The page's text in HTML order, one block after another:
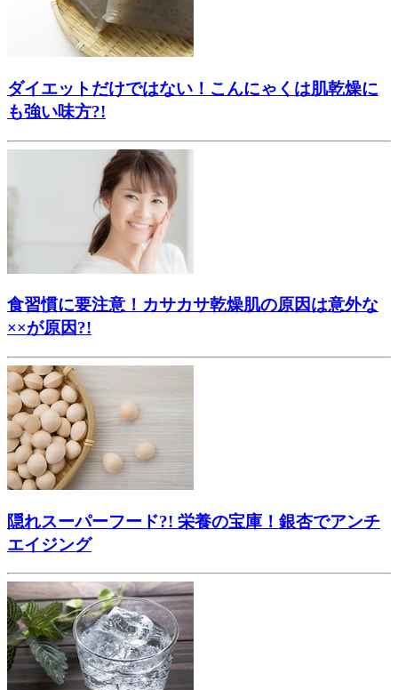
ダイエットだけではない！こんにゃくは肌乾燥に
も強い味方?!
食習慣に要注意！カサカサ乾燥肌の原因は意外な
××が原因?!
隠れスーパーフード?! 栄養の宝庫！銀杏でアンチ
エイジング